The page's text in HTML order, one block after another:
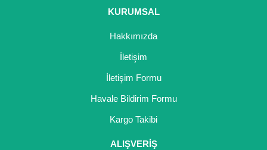
KURUMSAL
Hakkımızda
İletişim
İletişim Formu
Havale Bildirim Formu
Kargo Takibi
ALIŞVERİŞ